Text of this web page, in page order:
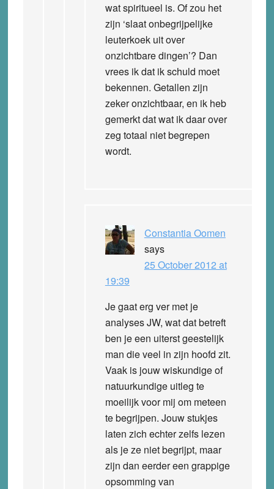
wat spiritueel is. Of zou het
zijn ‘slaat onbegrijpelijke
leuterkoek uit over
onzichtbare dingen’? Dan
vrees ik dat ik schuld moet
bekennen. Getallen zijn
zeker onzichtbaar, en ik heb
gemerkt dat wat ik daar over
zeg totaal niet begrepen
wordt.
Constantia Oomen
says
25 October 2012 at
19:39
Je gaat erg ver met je
analyses JW, wat dat betreft
ben je een uiterst geestelijk
man die veel in zijn hoofd zit.
Vaak is jouw wiskundige of
natuurkundige uitleg te
moeilijk voor mij om meteen
te begrijpen. Jouw stukjes
laten zich echter zelfs lezen
als je ze niet begrijpt, maar
zijn dan eerder een grappige
opsomming van